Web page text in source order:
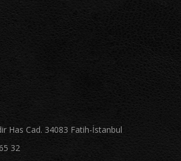
Has Cad. 34083 Fatih-İstanbul
32